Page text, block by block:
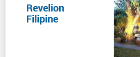
Revelion
Filipine